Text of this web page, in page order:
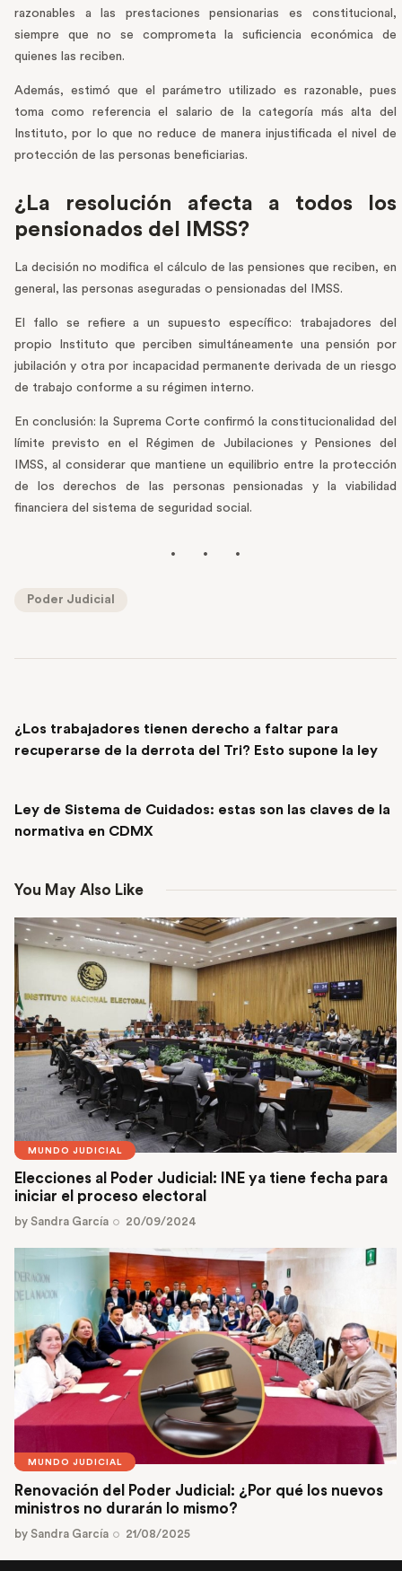
razonables a las prestaciones pensionarias es constitucional,
siempre que no se comprometa la suficiencia económica de
quienes las reciben.
Además, estimó que el parámetro utilizado es razonable, pues
toma como referencia el salario de la categoría más alta del
Instituto, por lo que no reduce de manera injustificada el nivel de
protección de las personas beneficiarias.
¿La resolución afecta a todos los
pensionados del IMSS?
La decisión no modifica el cálculo de las pensiones que reciben, en
general, las personas aseguradas o pensionadas del IMSS.
El fallo se refiere a un supuesto específico: trabajadores del
propio Instituto que perciben simultáneamente una pensión por
jubilación y otra por incapacidad permanente derivada de un riesgo
de trabajo conforme a su régimen interno.
En conclusión: la Suprema Corte confirmó la constitucionalidad del
límite previsto en el Régimen de Jubilaciones y Pensiones del
IMSS, al considerar que mantiene un equilibrio entre la protección
de los derechos de las personas pensionadas y la viabilidad
financiera del sistema de seguridad social.
Poder Judicial
¿Los trabajadores tienen derecho a faltar para
recuperarse de la derrota del Tri? Esto supone la ley
Ley de Sistema de Cuidados: estas son las claves de la
normativa en CDMX
You May Also Like
MUNDO JUDICIAL
Elecciones al Poder Judicial: INE ya tiene fecha para
iniciar el proceso electoral
by Sandra García 20/09/2024
MUNDO JUDICIAL
Renovación del Poder Judicial: ¿Por qué los nuevos
ministros no durarán lo mismo?
by Sandra García 21/08/2025